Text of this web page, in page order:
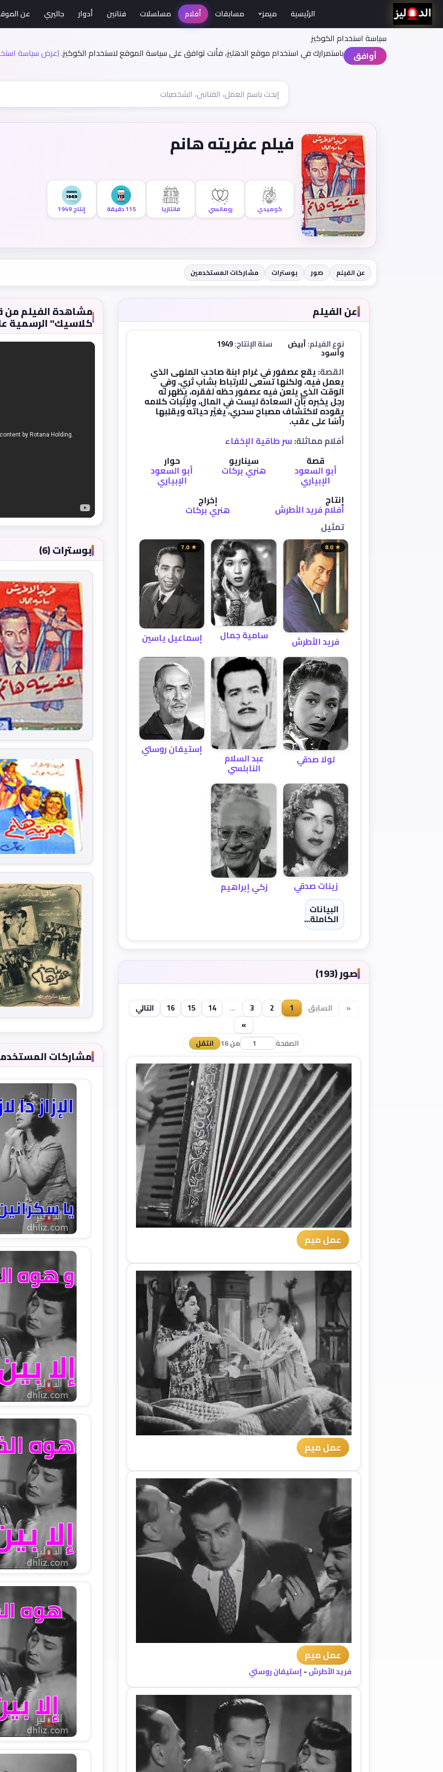
سياسة اسنخدام الكوكيز
أوافق
باستمرارك في استخدام موقع الدهليز، فأنت توافق على سياسة الموقع لاستخدام الكوكيز.(عرض سياسة
الرئيسية ميمز مسابقات أفلام مسلسلات فنانين أدوار جاليري عن
فيلم عفريته هانم
كوميدي رومانسي فانتازيا 115 دقيقة إنتاج 1949
عن الفيلم صور بوسترات مشاركات المستخدمين
عن الفيلم
نوع الفيلم:أبيض
وأسود
سنة الإنتاج:1949
القصة:يقع عصفور في غرام ابنة صاحب الملهى الذي
يعمل فيه، ولكنها تسعى للارتباط بشاب ثري. وفي
الوقت الذي يلعن فيه عصفور حظه لفقره، يظهر له
رجل يخبره بأن السعادة ليست في المال، ولإثبات كلامه
يقوده لاكتشاف مصباح سحري، يغيِّر حياته ويقلِبها
رأسًا على عقب.
أفلام مماثلة:سر طاقية الإخفاء
قصة
أبو السعود
الإبياري
سيناريو
هنري بركات
حوار
أبو السعود
الإبياري
إنتاج
أفلام فريد الأطرش
إخراج
هنري بركات
تمثيل
★ 8.0
فريد الأطرش سامية جمال
★ 7.0
إسماعيل ياسين
لولا صدقي عبد السلام
النابلسي
إستيفان روستي
زينات صدقي
زكي إبراهيم
البيانات
الكاملة...
صور (193)
« السابق 1
2
3
...
14
15
16
التالي
»
الصفحة من 16 انتقل
عمل ميم
عمل ميم
عمل ميم
فريد الأطرش-إستيفان روستي
كلاسيك" الرسمية
بوسترات (6)
مشاركات